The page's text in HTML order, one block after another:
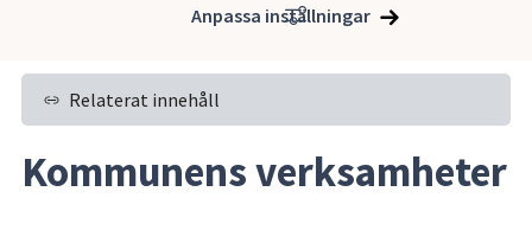
Anpassa inställningar
Vår organisation och verksamhet
Relaterat innehåll
Kommunens verksamheter